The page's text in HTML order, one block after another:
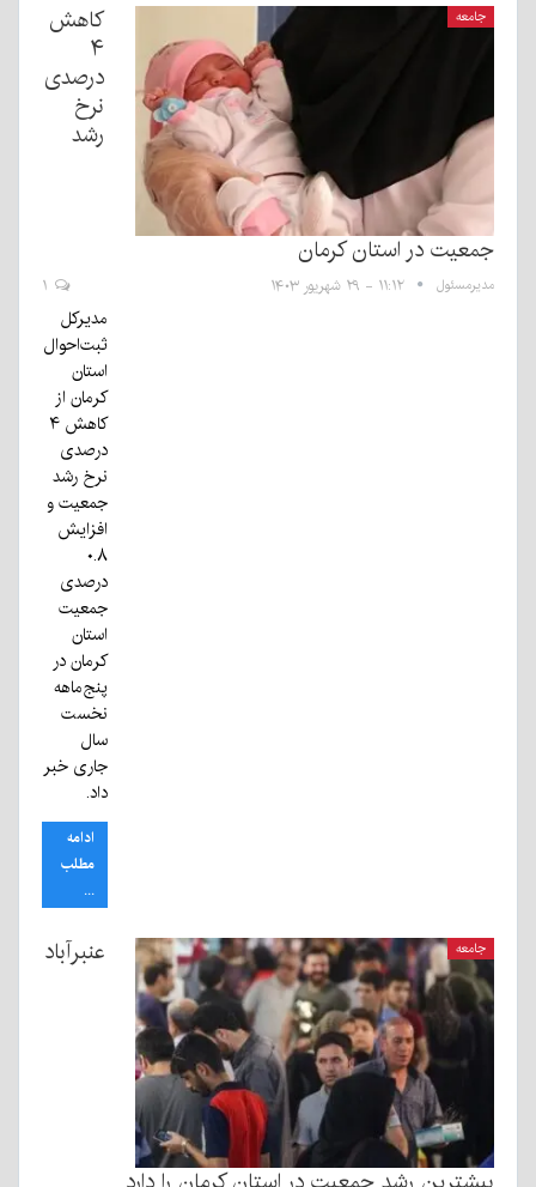
جامعه
کاهش
۴
درصدی
نرخ
رشد
جمعیت در استان کرمان
مدیرمسئول ۱۱:۱۲ - ۲۹ شهریور ۱۴۰۳
مدیرکل
ثبت‌احوال
استان
کرمان از
کاهش ۴
درصدی
نرخ رشد
جمعیت و
افزایش
۰.۸
درصدی
جمعیت
استان
کرمان در
پنج‌ماهه
نخست
سال
جاری خبر
داد.
ادامه
مطلب
...
جامعه عنبرآباد